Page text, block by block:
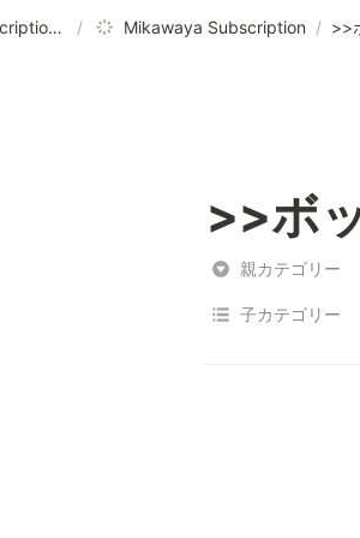
Mikawaya Subscriptionヘルプページ｜ご利用ガイド / Mikawaya Subscription / >>
>>ボ
親カテゴリー
子カテゴリー